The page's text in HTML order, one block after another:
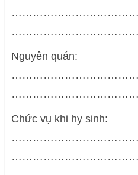
Nguyên quán:
Chức vụ khi hy sinh: